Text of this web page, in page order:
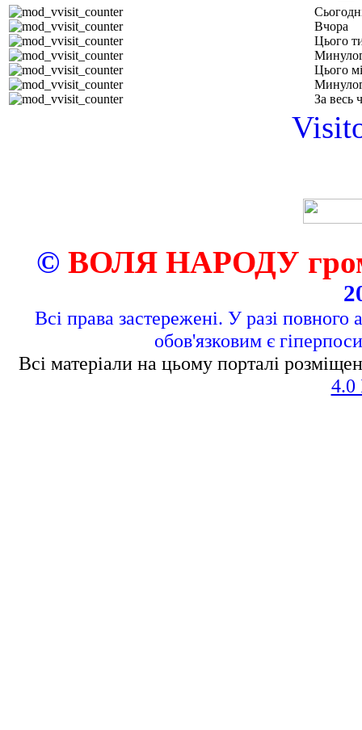
Вчора
Цього
Цього
За весь
© ВОЛЯ НАРОДУ
Всі права застережені. У разі повного
обов'язковим є
Всі матеріали на цьому порталі
4.0